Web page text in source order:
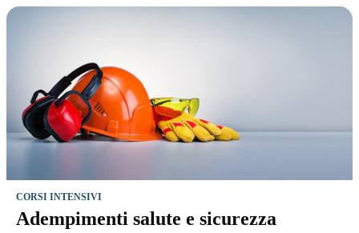
CORSI INTENSIVI
Adempimenti salute e sicurezza